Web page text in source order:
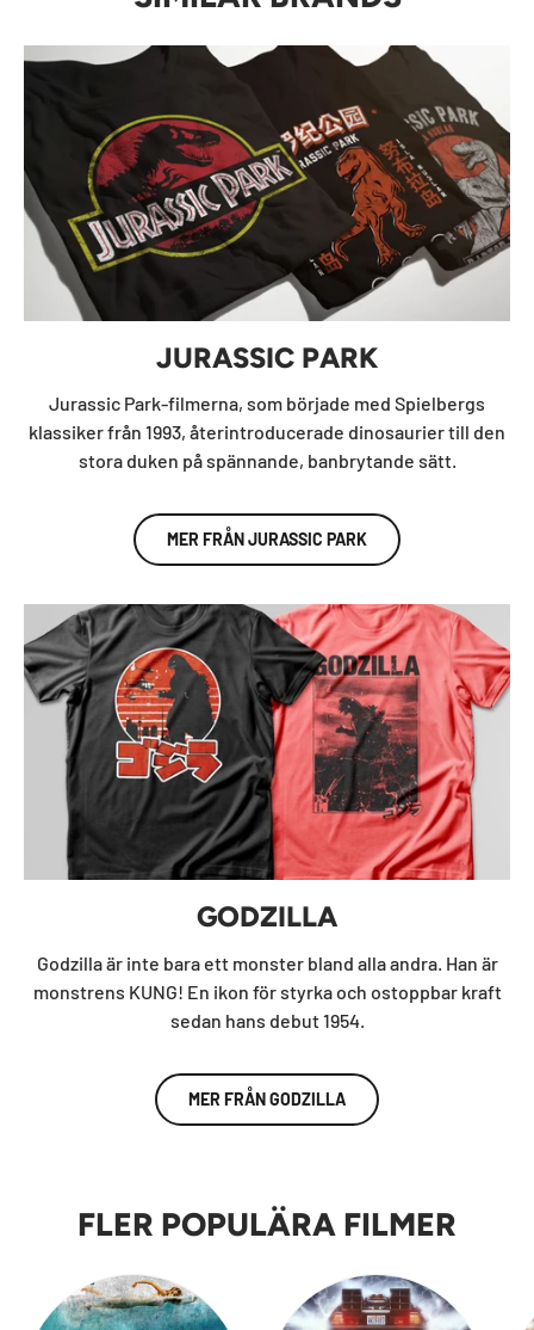
JURASSIC PARK
Jurassic Park-filmerna, som började med Spielbergs
klassiker från 1993, återintroducerade dinosaurier till den
stora duken på spännande, banbrytande sätt.
MER FRÅN JURASSIC PARK
GODZILLA
Godzilla är inte bara ett monster bland alla andra. Han är
monstrens KUNG! En ikon för styrka och ostoppbar kraft
sedan hans debut 1954.
MER FRÅN GODZILLA
FLER POPULÄRA FILMER